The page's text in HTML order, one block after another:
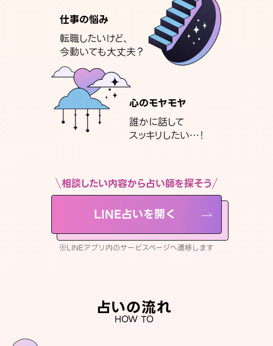
仕事の悩み
転職したいけど、
今動いても大丈夫？
心のモヤモヤ
誰かに話して
スッキリしたい…！
相談したい内容から占い師を探そう
LINE占いを開く
※LINEアプリ内のサービスページへ遷移します
占いの流れ
HOW TO